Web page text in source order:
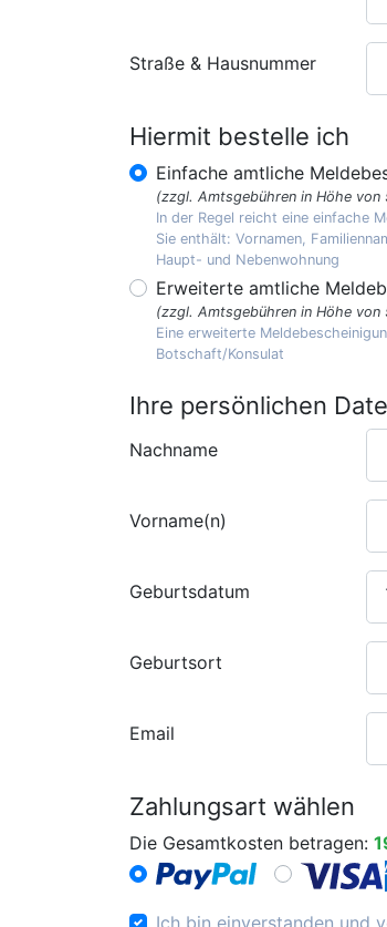
Straße & Hausnummer
Hiermit bestelle ich
Einfache amtliche
(zzgl. Amtsgebühren in Höhe von
In der Regel reicht eine einfache
Sie enthält: Vornamen,
Haupt- und Nebenwohnung
Erweiterte amtliche
(zzgl. Amtsgebühren in Höhe von
Eine erweiterte
Botschaft/Konsulat
Ihre persönlichen
Nachname
Vorname(n)
Geburtsdatum
Geburtsort
Email
Zahlungsart wählen
Die Gesamtkosten betragen:
Ich bin einverstanden und